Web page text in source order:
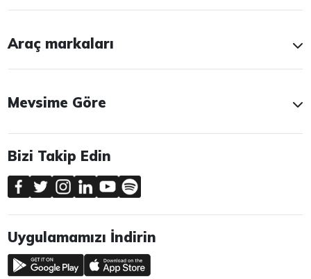
Araç markaları
Mevsime Göre
Bizi Takip Edin
Uygulamamızı İndirin